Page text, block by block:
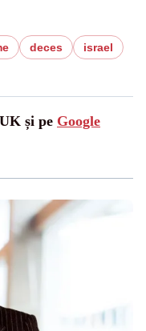
deces
israel
și pe Google